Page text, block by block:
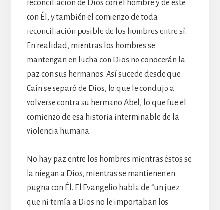
reconciliación de Dios con el hombre y de éste
con Él, y también el comienzo de toda
reconciliación posible de los hombres entre sí.
En realidad, mientras los hombres se
mantengan en lucha con Dios no conocerán la
paz con sus hermanos. Así sucede desde que
Caín se separó de Dios, lo que le condujo a
volverse contra su hermano Abel, lo que fue el
comienzo de esa historia interminable de la
violencia humana.
No hay paz entre los hombres mientras éstos se
la niegan a Dios, mientras se mantienen en
pugna con Él. El Evangelio habla de “un juez
que ni temía a Dios no le importaban los